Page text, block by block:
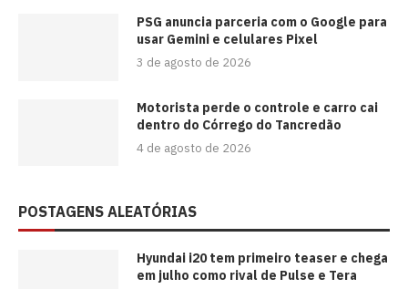
PSG anuncia parceria com o Google para
usar Gemini e celulares Pixel
3 de agosto de 2026
Motorista perde o controle e carro cai
dentro do Córrego do Tancredão
4 de agosto de 2026
POSTAGENS ALEATÓRIAS
Hyundai i20 tem primeiro teaser e chega
em julho como rival de Pulse e Tera